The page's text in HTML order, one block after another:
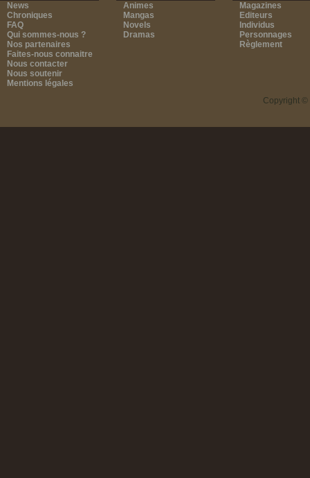
News
Chroniques
FAQ
Qui sommes-nous ?
Nos partenaires
Faites-nous connaitre
Nous contacter
Nous soutenir
Mentions légales
Animes
Mangas
Novels
Dramas
Magazines
Editeurs
Individus
Personnages
Règlement
Copyright ©